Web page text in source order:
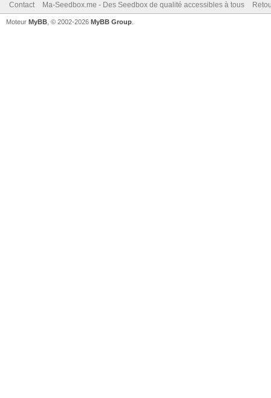
Contact Ma-Seedbox.me - Des Seedbox de qualité accessibles à tous
Moteur MyBB , © 2002-2026 MyBB Group